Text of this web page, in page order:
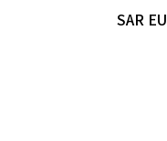
SAR EU